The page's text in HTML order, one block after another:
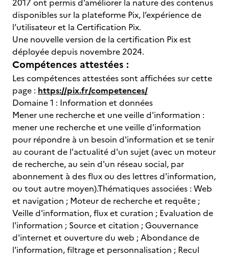
2017 ont permis d’améliorer la nature des contenus
disponibles sur la plateforme Pix, l’expérience de
l’utilisateur et la Certification Pix.
Une nouvelle version de la certification Pix est
déployée depuis novembre 2024.
Compétences attestées :
Les compétences attestées sont affichées sur cette
page : https://pix.fr/competences/
Domaine 1 : Information et données
Mener une recherche et une veille d'information :
mener une recherche et une veille d'information
pour répondre à un besoin d'information et se tenir
au courant de l'actualité d'un sujet (avec un moteur
de recherche, au sein d'un réseau social, par
abonnement à des flux ou des lettres d'information,
ou tout autre moyen).Thématiques associées : Web
et navigation ; Moteur de recherche et requête ;
Veille d'information, flux et curation ; Evaluation de
l'information ; Source et citation ; Gouvernance
d'internet et ouverture du web ; Abondance de
l'information, filtrage et personnalisation ; Recul